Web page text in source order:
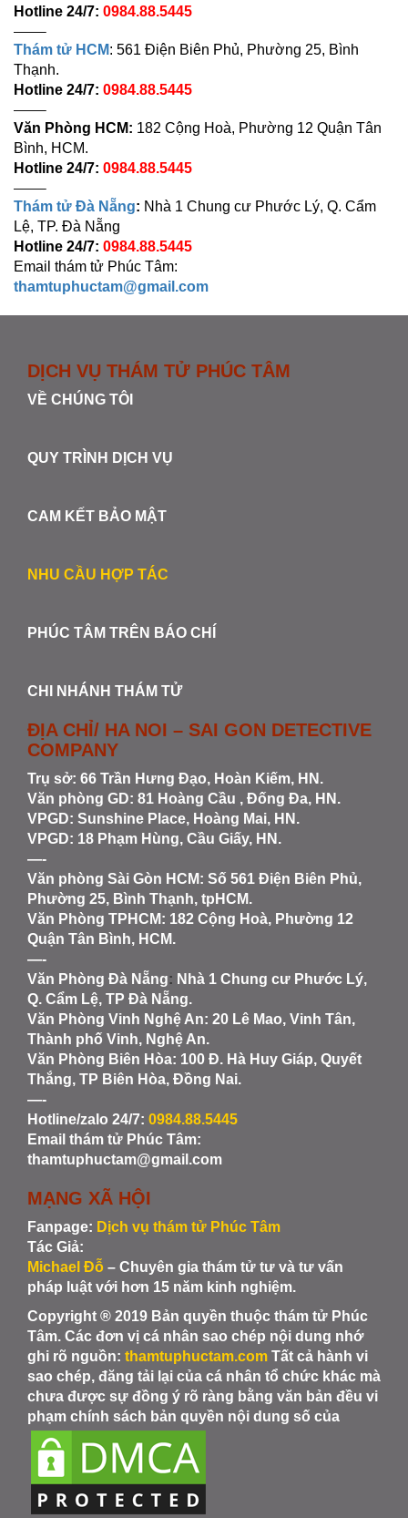
Hotline 24/7: 0984.88.5445
——–
Thám tử HCM: 561 Điện Biên Phủ, Phường 25, Bình
Thạnh.
Hotline 24/7: 0984.88.5445
——–
Văn Phòng HCM: 182 Cộng Hoà, Phường 12 Quận Tân
Bình, HCM.
Hotline 24/7: 0984.88.5445
——–
Thám tử Đà Nẵng: Nhà 1 Chung cư Phước Lý, Q. Cẩm
Lệ, TP. Đà Nẵng
Hotline 24/7: 0984.88.5445
Email thám tử Phúc Tâm:
thamtuphuctam@gmail.com
DỊCH VỤ THÁM TỬ PHÚC TÂM
VỀ CHÚNG TÔI
QUY TRÌNH DỊCH VỤ
CAM KẾT BẢO MẬT
NHU CẦU HỢP TÁC
PHÚC TÂM TRÊN BÁO CHÍ
CHI NHÁNH THÁM TỬ
ĐỊA CHỈ/ HA NOI – SAI GON DETECTIVE
COMPANY
Trụ sở: 66 Trần Hưng Đạo, Hoàn Kiếm, HN.
Văn phòng GD: 81 Hoàng Cầu , Đống Đa, HN.
VPGD: Sunshine Place, Hoàng Mai, HN.
VPGD: 18 Phạm Hùng, Cầu Giấy, HN.
—-
Văn phòng Sài Gòn HCM: Số 561 Điện Biên Phủ,
Phường 25, Bình Thạnh, tpHCM.
Văn Phòng TPHCM: 182 Cộng Hoà, Phường 12
Quận Tân Bình, HCM.
—-
Văn Phòng Đà Nẵng: Nhà 1 Chung cư Phước Lý,
Q. Cẩm Lệ, TP Đà Nẵng.
Văn Phòng Vinh Nghệ An: 20 Lê Mao, Vinh Tân,
Thành phố Vinh, Nghệ An.
Văn Phòng Biên Hòa: 100 Đ. Hà Huy Giáp, Quyết
Thắng, TP Biên Hòa, Đồng Nai.
—-
Hotline/zalo 24/7: 0984.88.5445
Email thám tử Phúc Tâm:
thamtuphuctam@gmail.com
MẠNG XÃ HỘI
Fanpage: Dịch vụ thám tử Phúc Tâm
Tác Giả:
Michael Đỗ – Chuyên gia thám tử tư và tư vấn
pháp luật với hơn 15 năm kinh nghiệm.
Copyright ® 2019 Bản quyền thuộc thám tử Phúc
Tâm. Các đơn vị cá nhân sao chép nội dung nhớ
ghi rõ nguồn: thamtuphuctam.com Tất cả hành vi
sao chép, đăng tải lại của cá nhân tổ chức khác mà
chưa được sự đồng ý rõ ràng bằng văn bản đều vi
phạm chính sách bản quyền nội dung số của